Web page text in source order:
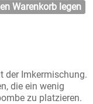
Warenkorb legen
der Imkermischung.
die ein wenig
zu platzieren.